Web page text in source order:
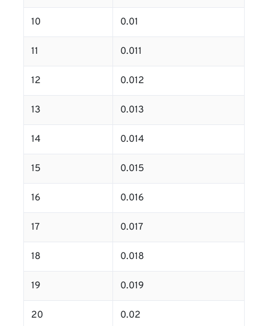
10 0.01
11 0.011
12 0.012
13 0.013
14 0.014
15 0.015
16 0.016
17 0.017
18 0.018
19 0.019
20 0.02